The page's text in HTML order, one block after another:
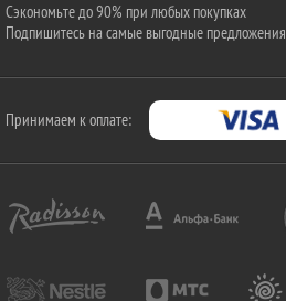
Сэкономьте до 90% при любых покупках
Подпишитесь на самые выгодные предложения
Принимаем к оплате: